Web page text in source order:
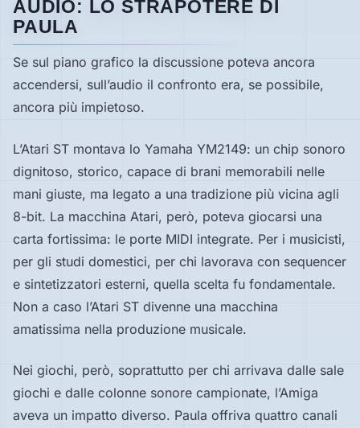
AUDIO: LO STRAPOTERE DI
PAULA
Se sul piano grafico la discussione poteva ancora
accendersi, sull’audio il confronto era, se possibile,
ancora più impietoso.
L’Atari ST montava lo Yamaha YM2149: un chip sonoro
dignitoso, storico, capace di brani memorabili nelle
mani giuste, ma legato a una tradizione più vicina agli
8-bit. La macchina Atari, però, poteva giocarsi una
carta fortissima: le porte MIDI integrate. Per i musicisti,
per gli studi domestici, per chi lavorava con sequencer
e sintetizzatori esterni, quella scelta fu fondamentale.
Non a caso l’Atari ST divenne una macchina
amatissima nella produzione musicale.
Nei giochi, però, soprattutto per chi arrivava dalle sale
giochi e dalle colonne sonore campionate, l’Amiga
aveva un impatto diverso. Paula offriva quattro canali